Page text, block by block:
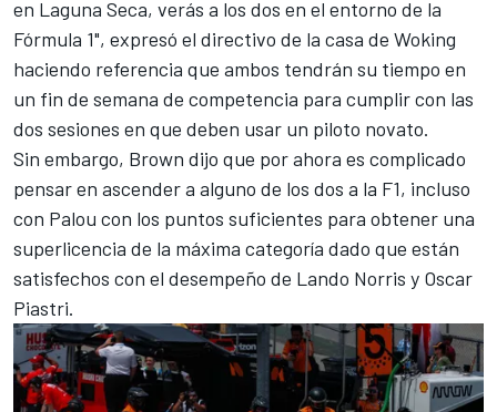
en Laguna Seca, verás a los dos en el entorno de la
Fórmula 1", expresó el directivo de la casa de Woking
haciendo referencia que ambos tendrán su tiempo en
un fin de semana de competencia para cumplir con las
dos sesiones en que deben usar un piloto novato.
Sin embargo, Brown dijo que por ahora es complicado
pensar en ascender a alguno de los dos a la F1, incluso
con Palou con los puntos suficientes para obtener una
superlicencia de la máxima categoría dado que están
satisfechos con el desempeño de Lando Norris y Oscar
Piastri.